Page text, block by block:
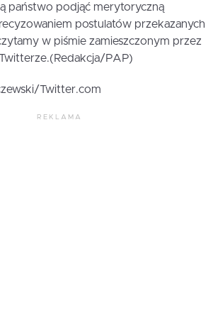
państwo podjąć merytoryczną
postulatów przekazanych
w piśmie zamieszczonym przez
PAP)
Twitter.com
REKLAMA